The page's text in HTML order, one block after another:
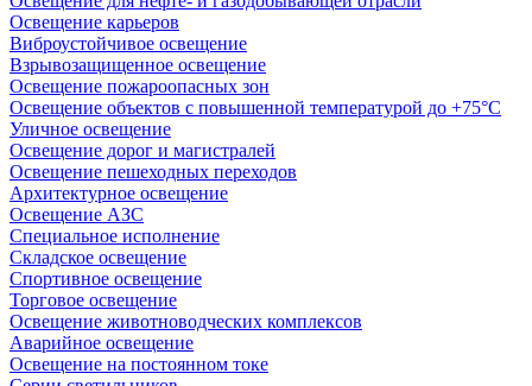
Освещение карьеров
Виброустойчивое освещение
Взрывозащищенное освещение
Освещение пожароопасных зон
Освещение объектов с повышенной температурой до +75°C
Уличное освещение
Освещение дорог и магистралей
Освещение пешеходных переходов
Архитектурное освещение
Освещение АЗС
Специальное исполнение
Складское освещение
Спортивное освещение
Торговое освещение
Освещение животноводческих комплексов
Аварийное освещение
Освещение на постоянном токе